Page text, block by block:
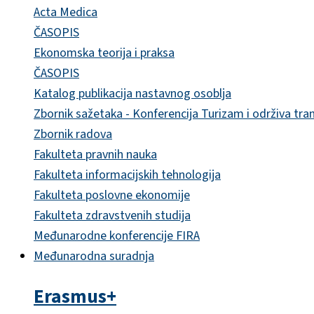
Acta Medica
ČASOPIS
Ekonomska teorija i praksa
ČASOPIS
Katalog publikacija nastavnog osoblja
Zbornik sažetaka - Konferencija Turizam i održiva
Zbornik radova
Fakulteta pravnih nauka
Fakulteta informacijskih tehnologija
Fakulteta poslovne ekonomije
Fakulteta zdravstvenih studija
Međunarodne konferencije FIRA
Međunarodna suradnja
Erasmus+